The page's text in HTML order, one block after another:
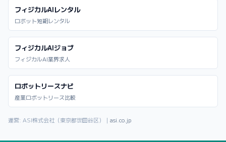
フィジカルAIレンタル
ロボット短期レンタル
フィジカルAIジョブ
フィジカルAI業界求人
ロボットリースナビ
産業ロボットリース比較
運営: ASI株式会社（東京都世田谷区）｜ asi.co.jp